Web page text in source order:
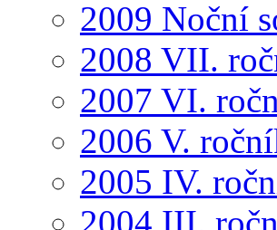
2009 Noční
2008 VII.
2007 VI.
2006 V.
2005 IV.
2004 III.